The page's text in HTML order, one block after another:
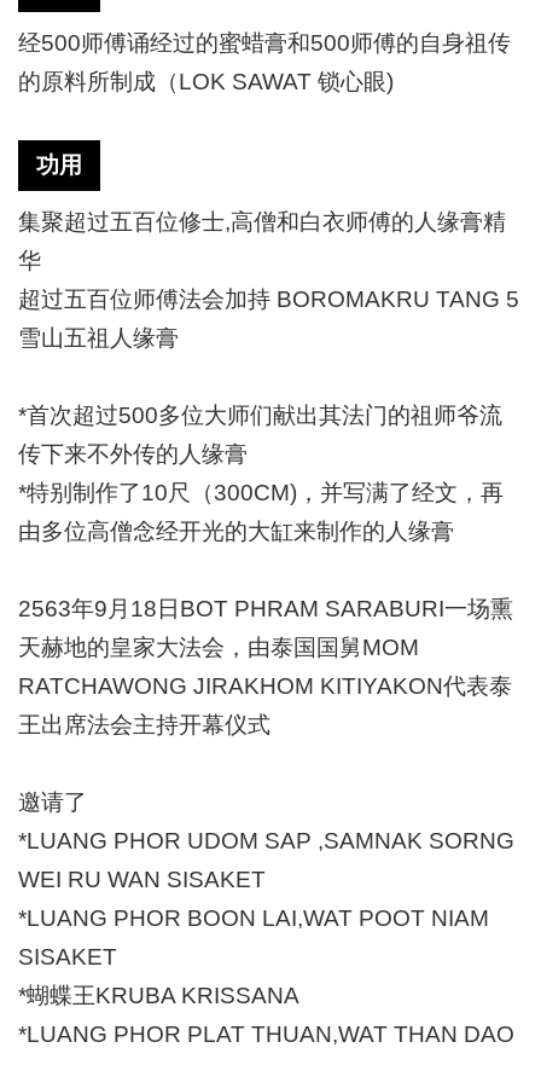
经500师傅诵经过的蜜蜡膏和500师傅的自身祖传
的原料所制成（LOK SAWAT 锁心眼)
功用
集聚超过五百位修士,高僧和白衣师傅的人缘膏精
华
超过五百位师傅法会加持 BOROMAKRU TANG 5
雪山五祖人缘膏
*首次超过500多位大师们献出其法门的祖师爷流
传下来不外传的人缘膏
*特别制作了10尺（300CM)，并写满了经文，再
由多位高僧念经开光的大缸来制作的人缘膏
2563年9月18日BOT PHRAM SARABURI一场熏
天赫地的皇家大法会， 由泰国国舅MOM
RATCHAWONG JIRAKHOM KITIYAKON代表泰
王出席法会主持开幕仪式
邀请了
*LUANG PHOR UDOM SAP ,SAMNAK SORNG
WEI RU WAN SISAKET
*LUANG PHOR BOON LAI,WAT POOT NIAM
SISAKET
*蝴蝶王KRUBA KRISSANA
*LUANG PHOR PLAT THUAN,WAT THAN DAO